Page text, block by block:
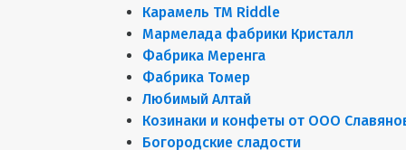
Карамель ТМ Riddle
Мармелада фабрики Кристалл
Фабрика Меренга
Фабрика Томер
Любимый Алтай
Козинаки и конфеты от ООО
Богородские сладости